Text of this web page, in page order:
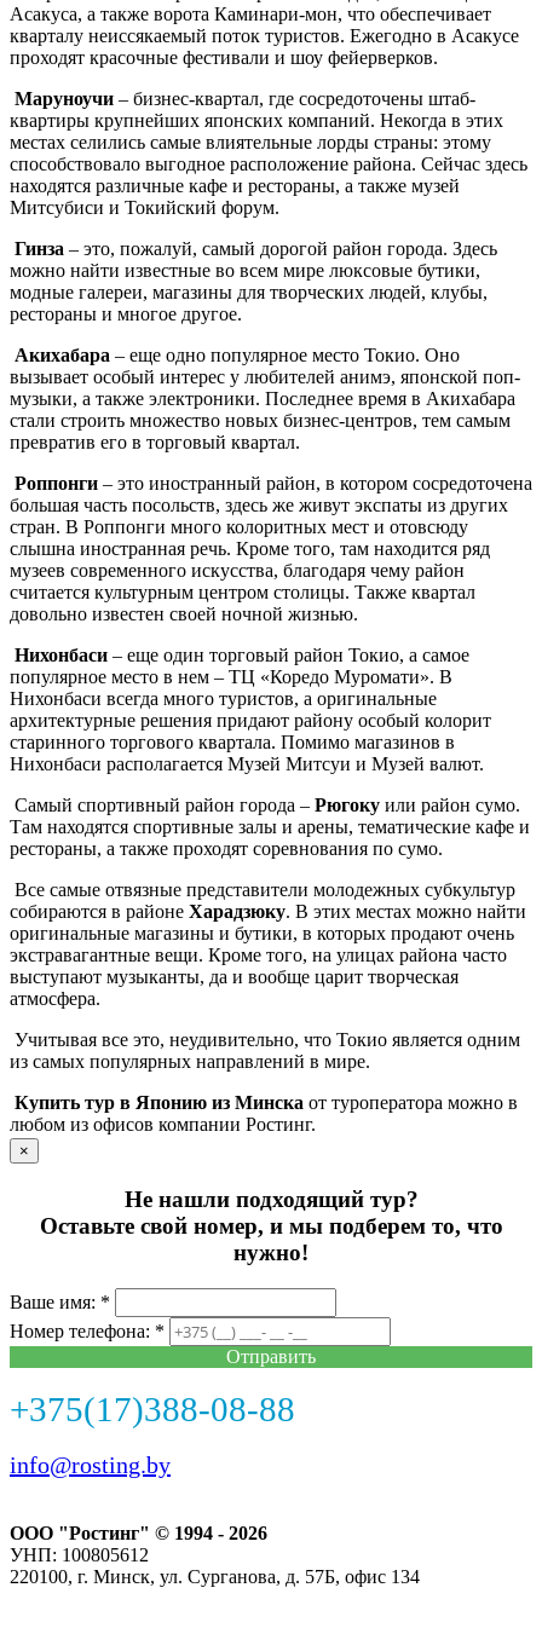
Асакуса, а также ворота Каминари-мон, что обеспечивает
кварталу неиссякаемый поток туристов. Ежегодно в Асакусе
проходят красочные фестивали и шоу фейерверков.
Маруноучи – бизнес-квартал, где сосредоточены штаб-
квартиры крупнейших японских компаний. Некогда в этих
местах селились самые влиятельные лорды страны: этому
способствовало выгодное расположение района. Сейчас здесь
находятся различные кафе и рестораны, а также музей
Митсубиси и Токийский форум.
Гинза – это, пожалуй, самый дорогой район города. Здесь
можно найти известные во всем мире люксовые бутики,
модные галереи, магазины для творческих людей, клубы,
рестораны и многое другое.
Акихабара – еще одно популярное место Токио. Оно
вызывает особый интерес у любителей анимэ, японской поп-
музыки, а также электроники. Последнее время в Акихабара
стали строить множество новых бизнес-центров, тем самым
превратив его в торговый квартал.
Роппонги – это иностранный район, в котором сосредоточена
большая часть посольств, здесь же живут экспаты из других
стран. В Роппонги много колоритных мест и отовсюду
слышна иностранная речь. Кроме того, там находится ряд
музеев современного искусства, благодаря чему район
считается культурным центром столицы. Также квартал
довольно известен своей ночной жизнью.
Нихонбаси – еще один торговый район Токио, а самое
популярное место в нем – ТЦ «Коредо Муромати». В
Нихонбаси всегда много туристов, а оригинальные
архитектурные решения придают району особый колорит
старинного торгового квартала. Помимо магазинов в
Нихонбаси располагается Музей Митсуи и Музей валют.
Самый спортивный район города – Рюгоку или район сумо.
Там находятся спортивные залы и арены, тематические кафе и
рестораны, а также проходят соревнования по сумо.
Все самые отвязные представители молодежных субкультур
собираются в районе Харадзюку. В этих местах можно найти
оригинальные магазины и бутики, в которых продают очень
экстравагантные вещи. Кроме того, на улицах района часто
выступают музыканты, да и вообще царит творческая
атмосфера.
Учитывая все это, неудивительно, что Токио является одним
из самых популярных направлений в мире.
Купить тур в Японию из Минска от туроператора можно в
любом из офисов компании Ростинг.
×
Не нашли подходящий тур?
Оставьте свой номер, и мы подберем то, что
нужно!
Ваше имя: *
Номер телефона: *
Отправить
+375(17)388-08-88
info@rosting.by
ООО "Ростинг" © 1994 - 2026
УНП: 100805612
220100, г. Минск, ул. Сурганова, д. 57Б, офис 134